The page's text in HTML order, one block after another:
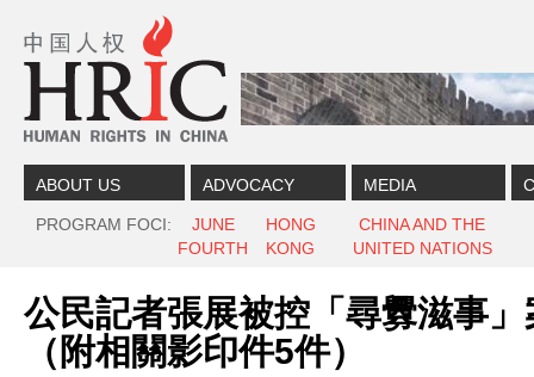
ABOUT US ADVOCACY MEDIA
PROGRAM FOCI
JUNE
FOURTH
HONG
KONG
CHINA AND THE
UNITED NATIONS
公民記者張展被控「尋釁滋事
（附相關影印件5件）